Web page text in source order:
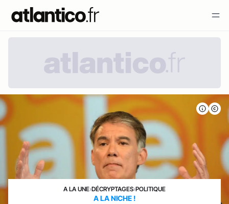
A LA UNE›DÉCRYPTAGES›POLITIQUE
A LA NICHE !